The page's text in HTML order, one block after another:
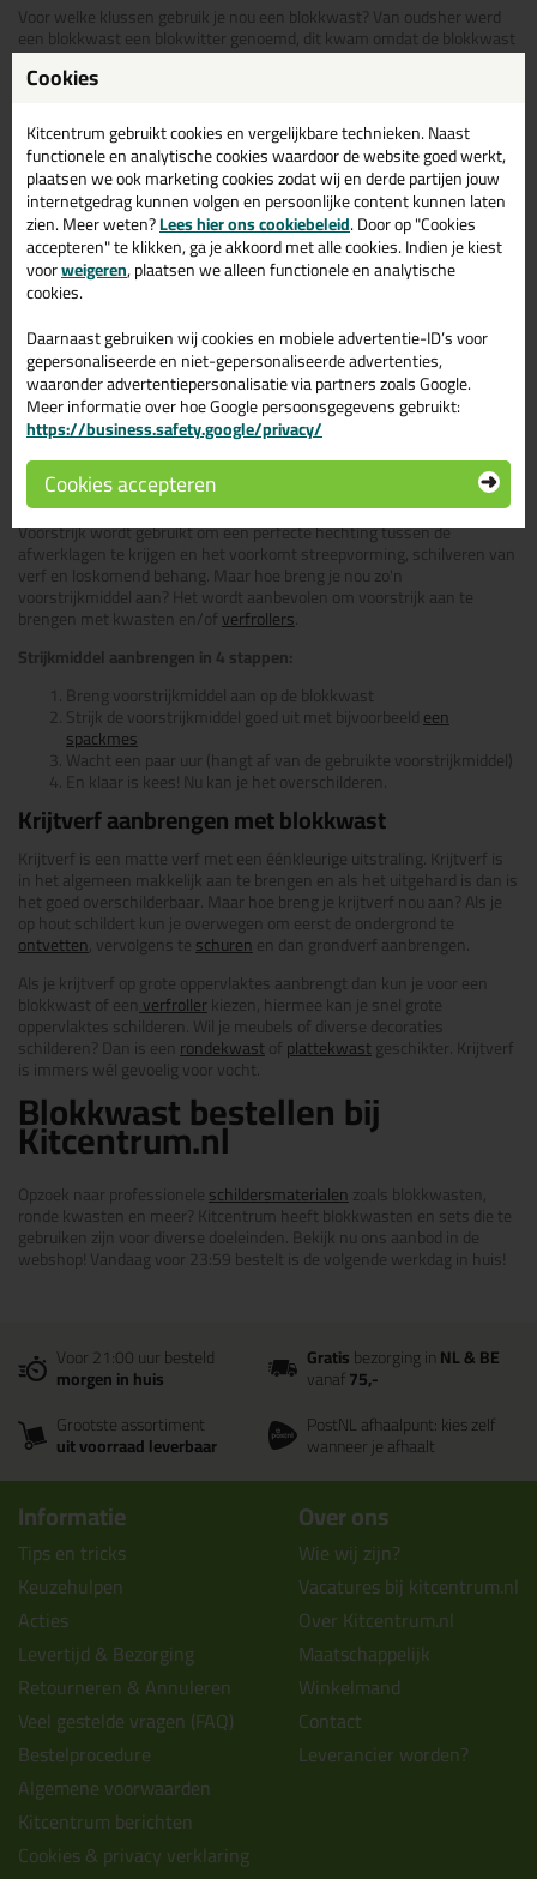
Voor welke klussen gebruik je nou een blokkwast? Van oudsher werd
een blokkwast een blokwitter genoemd, dit kwam omdat de blokkwast
voornamelijk werd gebruikt voor het schilderen van grote witte muren.
In het heden wordt de blokkwast gebruikt voor het schilderen van
haren kan je o.a. snel grote oppervlaktes schilderen, daarnaast geven
de lange haren ook het voordeel dat je ongelijke ondergronden
makkelijk kan verven.
Omdat blokkwasten geschikt zijn voor acryl-en alkydverf kunnen deze
ook gebruikt worden voor het aanbrengen van voorstrijk,
impregneermiddel, beits en olie.
Een blokkwast kan o.a. worden gebruikt voor:
Aangbrengen vanbehanglijm
Verven van muren, plafonds en meer
Beitsen, impregneren en olien
Voorstrijken
Grondverf & primers
Latex & acrylverfen
Grote en ongelijke ondergronden
Aanbrengen van voorstrijk met een blokkwast
Voorstrijk wordt gebruikt om een perfecte hechting tussen de
afwerklagen te krijgen en het voorkomt streepvorming, schilveren van
verf en loskomend behang. Maar hoe breng je nou zo'n
voorstrijkmiddel aan? Het wordt aanbevolen om voorstrijk aan te
brengen met kwasten en/ofverfrollers.
Strijkmiddel aanbrengen in 4 stappen:
Breng voorstrijkmiddel aan op de blokkwast
Strijk de voorstrijkmiddel goed uit met bijvoorbeeldeen
spackmes
Wacht een paar uur (hangt af van de gebruikte voorstrijkmiddel)
En klaar is kees! Nu kan je het overschilderen.
Krijtverf aanbrengen met blokkwast
Krijtverf is een matte verf met een éénkleurige uitstraling. Krijtverf is
in het algemeen makkelijk aan te brengen en als het uitgehard is dan is
het goed overschilderbaar. Maar hoe breng je krijtverf nou aan? Als je
op hout schildert kun je overwegen om eerst de ondergrond te
ontvetten, vervolgens teschurenen dan grondverf aanbrengen.
Als je krijtverf op grote oppervlaktes aanbrengt dan kun je voor een
blokkwast of eenverfrollerkiezen, hiermee kan je snel grote
oppervlaktes schilderen. Wil je meubels of diverse decoraties
schilderen? Dan is een rondekwastofplattekwastgeschikter. Krijtverf
is immers wél gevoelig voor vocht.
Blokkwast bestellen bij
Kitcentrum.nl
Opzoek naar professioneleschildersmaterialenzoals blokkwasten,
ronde kwasten en meer? Kitcentrum heeft blokkwasten en sets die te
gebruiken zijn voor diverse doeleinden. Bekijk nu ons aanbod in de
webshop! Vandaag voor 23:59 bestelt is de volgende werkdag in huis!
Voor 21:00 uur besteld
morgen in huis
Gratisbezorging inNL & BE
vanaf75,-
Grootste assortiment
uit voorraad leverbaar
PostNL afhaalpunt: kies zelf
wanneer je afhaalt
Informatie
Tips en tricks
Keuzehulpen
Acties
Levertijd & Bezorging
Retourneren & Annuleren
Veel gestelde vragen (FAQ)
Bestelprocedure
Algemene voorwaarden
Kitcentrum berichten
Cookies & privacy verklaring
Over ons
Wie wij zijn?
Vacatures bij kitcentrum.nl
Over Kitcentrum.nl
Maatschappelijk
Winkelmand
Contact
Leverancier worden?
Cookies
Kitcentrum gebruikt cookies en vergelijkbare technieken. Naast
functionele en analytische cookies waardoor de website goed werkt,
plaatsen we ook marketing cookies zodat wij en derde partijen jouw
internetgedrag kunnen volgen en persoonlijke content kunnen laten
zien. Meer weten?Lees hier ons cookiebeleid. Door op "Cookies
accepteren" te klikken, ga je akkoord met alle cookies. Indien je kiest
voorweigeren, plaatsen we alleen functionele en analytische
cookies.
Daarnaast gebruiken wij cookies en mobiele advertentie-ID’s voor
gepersonaliseerde en niet-gepersonaliseerde advertenties,
waaronder advertentiepersonalisatie via partners zoals Google.
Meer informatie over hoe Google persoonsgegevens gebruikt:
https://business.safety.google/privacy/
Cookies accepteren